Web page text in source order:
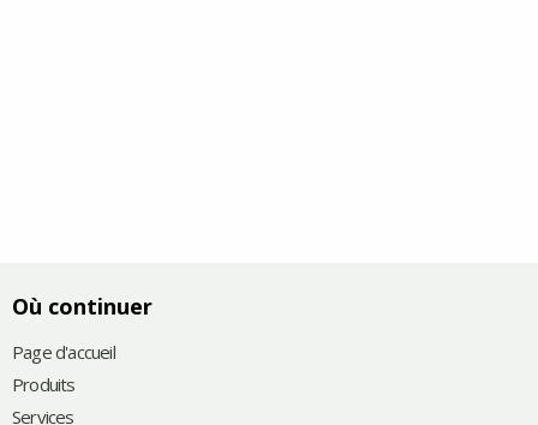
Où continuer
Page d'accueil
Produits
Services